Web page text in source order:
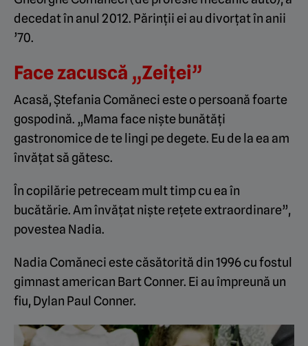
decedat în anul 2012. Părinții ei au divorțat în anii
’70.
Face zacuscă „Zeiței”
Acasă, Ștefania Comăneci este o persoană foarte
gospodină. „Mama face niște bunătăți
gastronomice de te lingi pe degete. Eu de la ea am
învățat să gătesc.
În copilărie petreceam mult timp cu ea în
bucătărie. Am învățat niște rețete extraordinare”,
povestea Nadia.
Nadia Comăneci este căsătorită din 1996 cu fostul
gimnast american Bart Conner. Ei au împreună un
fiu, Dylan Paul Conner.